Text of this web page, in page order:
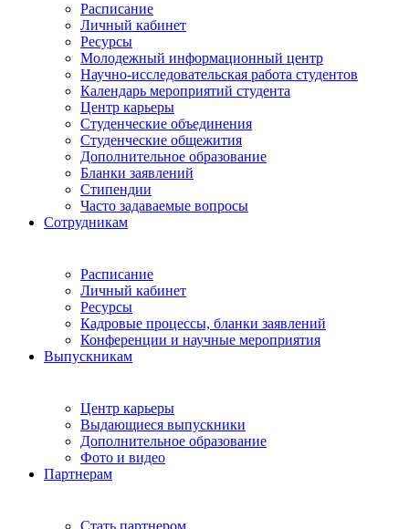
Расписание
Личный кабинет
Ресурсы
Молодежный информационный центр
Научно-исследовательская работа студентов
Календарь мероприятий студента
Центр карьеры
Студенческие объединения
Студенческие общежития
Дополнительное образование
Бланки заявлений
Стипендии
Часто задаваемые вопросы
Сотрудникам
Расписание
Личный кабинет
Ресурсы
Кадровые процессы, бланки заявлений
Конференции и научные мероприятия
Выпускникам
Центр карьеры
Выдающиеся выпускники
Дополнительное образование
Фото и видео
Партнерам
Стать партнером